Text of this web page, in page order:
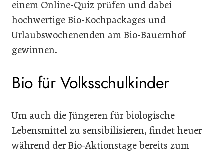
einem Online-Quiz prüfen und dabei
hochwertige Bio-Kochpackages und
Urlaubswochenenden am Bio-Bauernhof
gewinnen.
Bio für Volksschulkinder
Um auch die Jüngeren für biologische
Lebensmittel zu sensibilisieren, findet heuer
während der Bio-Aktionstage bereits zum